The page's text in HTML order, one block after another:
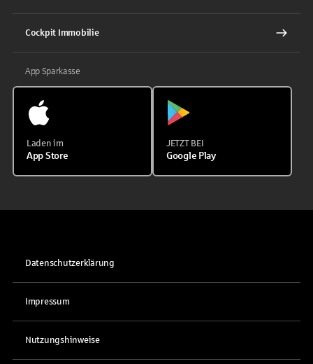
Cockpit Immobilie
App Sparkasse
Laden im
App Store
JETZT BEI
Google Play
Datenschutzerklärung
Impressum
Nutzungshinweise